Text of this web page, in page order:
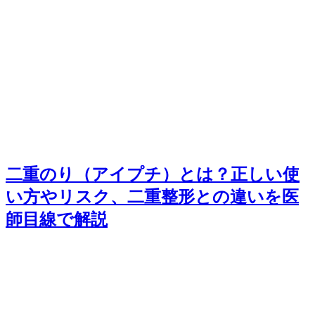
二重のり（アイプチ）とは？正しい使
い方やリスク、二重整形との違いを医
師目線で解説